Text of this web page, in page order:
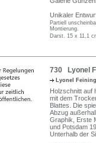
Unikaler
Partiell
Montierung.
Darst. 15 x 11,1
730 Lyonel
Lyonel
Holzschnitt auf
mit dem
Blattes. Die
Abzug
Graphik, Erste
und Potsdam
Unterhalb der